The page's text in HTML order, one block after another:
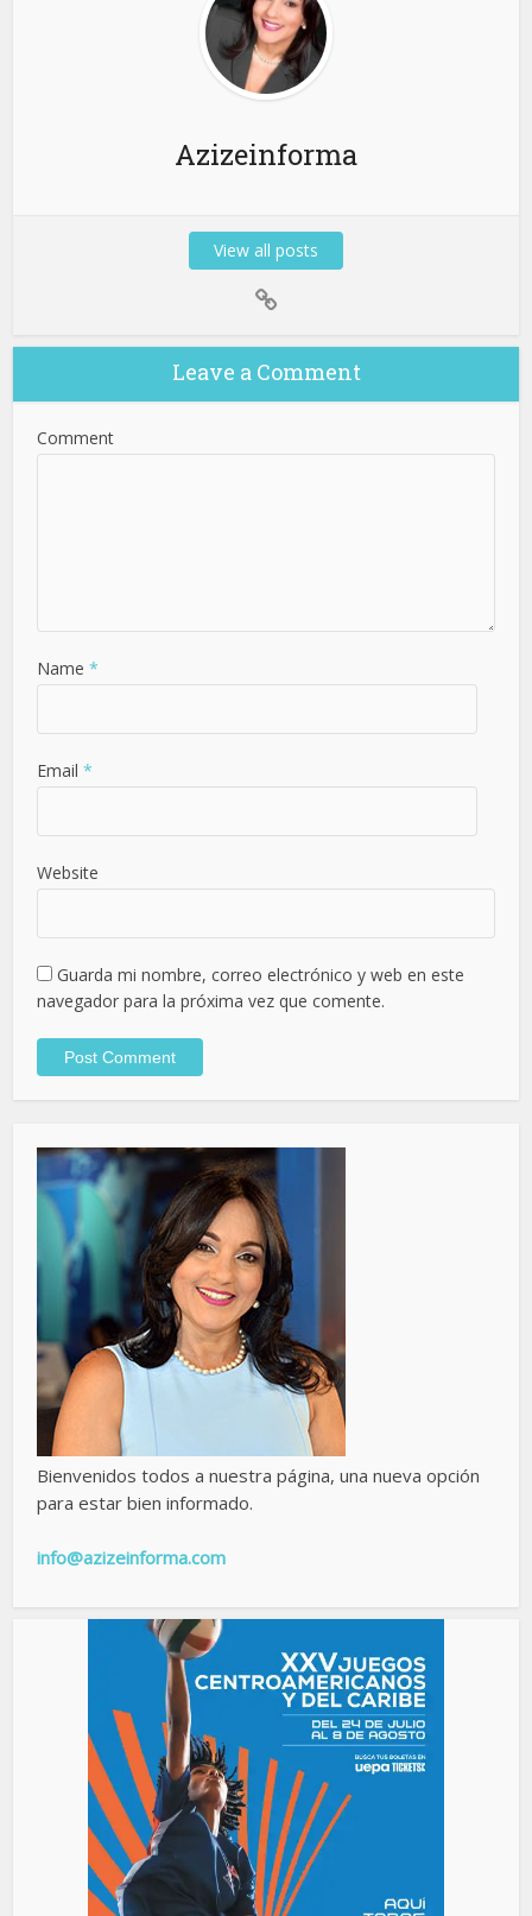
Azizeinforma
View all posts
Leave a Comment
Comment
Name *
Email *
Website
Guarda mi nombre, correo electrónico y web en este
navegador para la próxima vez que comente.
Bienvenidos todos a nuestra página, una nueva opción
para estar bien informado.
info@azizeinforma.com